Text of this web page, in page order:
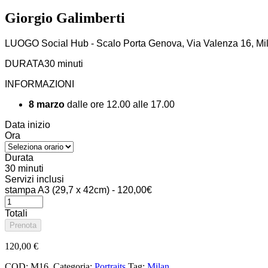
Giorgio Galimberti
LUOGO Social Hub - Scalo Porta Genova, Via Valenza 16,
DURATA30 minuti
INFORMAZIONI
8 marzo dalle ore 12.00 alle 17.00
Data inizio
Ora
Durata
30 minuti
Servizi inclusi
stampa A3 (29,7 x 42cm) - 120,00€
Totali
Prenota
120,00 €